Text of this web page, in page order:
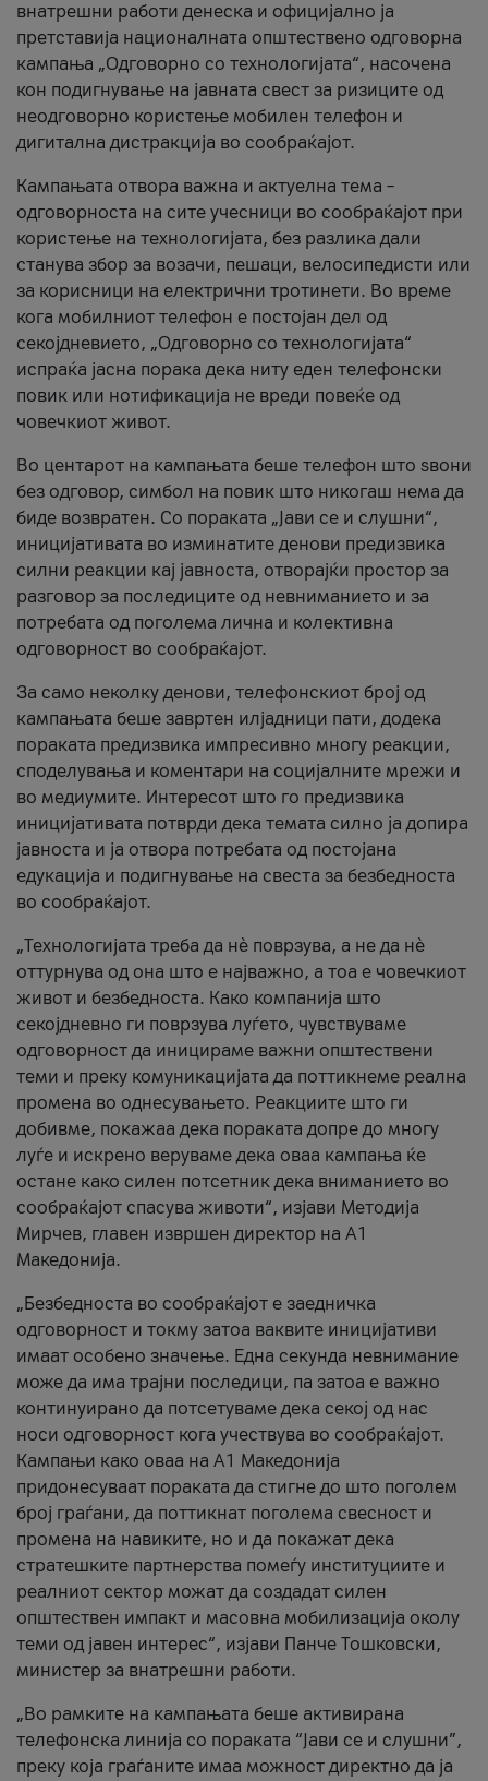
внатрешни работи денеска и официјално ја
претставија националната општествено одговорна
кампања „Одговорно со технологијата“, насочена
кон подигнување на јавната свест за ризиците од
неодговорно користење мобилен телефон и
дигитална дистракција во сообраќајот.
Кампањата отвора важна и актуелна тема –
одговорноста на сите учесници во сообраќајот при
користење на технологијата, без разлика дали
станува збор за возачи, пешаци, велосипедисти или
за корисници на електрични тротинети. Во време
кога мобилниот телефон е постојан дел од
секојдневието, „Одговорно со технологијата“
испраќа јасна порака дека ниту еден телефонски
повик или нотификација не вреди повеќе од
човечкиот живот.
Во центарот на кампањата беше телефон што ѕвони
без одговор, симбол на повик што никогаш нема да
биде возвратен. Со пораката „Јави се и слушни“,
иницијативата во изминатите денови предизвика
силни реакции кај јавноста, отворајќи простор за
разговор за последиците од невниманието и за
потребата од поголема лична и колективна
одговорност во сообраќајот.
За само неколку денови, телефонскиот број од
кампањата беше завртен илјадници пати, додека
пораката предизвика импресивно многу реакции,
споделувања и коментари на социјалните мрежи и
во медиумите. Интересот што го предизвика
иницијативата потврди дека темата силно ја допира
јавноста и ја отвора потребата од постојана
едукација и подигнување на свеста за безбедноста
во сообраќајот.
„Технологијата треба да нè поврзува, а не да нè
оттурнува од она што е најважно, а тоа е човечкиот
живот и безбедноста. Како компанија што
секојдневно ги поврзува луѓето, чувствуваме
одговорност да иницираме важни општествени
теми и преку комуникацијата да поттикнеме реална
промена во однесувањето. Реакциите што ги
добивме, покажаа дека пораката допре до многу
луѓе и искрено веруваме дека оваа кампања ќе
остане како силен потсетник дека вниманието во
сообраќајот спасува животи“, изјави Методија
Мирчев, главен извршен директор на А1
Македонија.
„Безбедноста во сообраќајот е заедничка
одговорност и токму затоа ваквите иницијативи
имаат особено значење. Една секунда невнимание
може да има трајни последици, па затоа е важно
континуирано да потсетуваме дека секој од нас
носи одговорност кога учествува во сообраќајот.
Кампањи како оваа на A1 Македонија
придонесуваат пораката да стигне до што поголем
број граѓани, да поттикнат поголема свесност и
промена на навиките, но и да покажат дека
стратешките партнерства помеѓу институциите и
реалниот сектор можат да создадат силен
општествен импакт и масовна мобилизација околу
теми од јавен интерес“, изјави Панче Тошковски,
министер за внатрешни работи.
„Во рамките на кампањата беше активирана
телефонска линија со пораката “Јави се и слушни”,
преку која граѓаните имаа можност директно да ја